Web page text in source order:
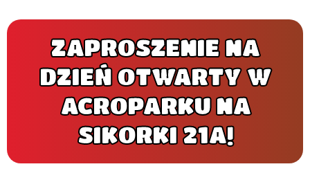
ZAPROSZENIE NA
DZIEŃ OTWARTY W
ACROPARKU NA
SIKORKI 21A!